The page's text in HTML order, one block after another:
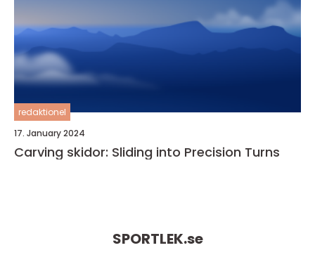
redaktionel
17. January 2024
Carving skidor: Sliding into Precision Turns
SPORTLEK.se